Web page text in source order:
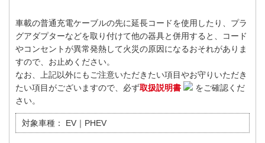
車載の普通充電ケーブルの先に延長コードを使用したり、プラ
グアダプターなどを取り付けて他の器具と併用すると、コード
やコンセントが異常発熱して火災の原因になるおそれがありま
すので、お止めください。
なお、上記以外にもご注意いただきたい項目やお守りいただき
たい項目がございますので、必ず取扱説明書
をご確認くだ
さい。
対象車種： EV｜PHEV